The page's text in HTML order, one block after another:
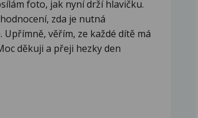
foto, jak nyní drží hlavičku.
zda je nutná
věřím, ze každé dítě má
děkuji a přeji hezky den